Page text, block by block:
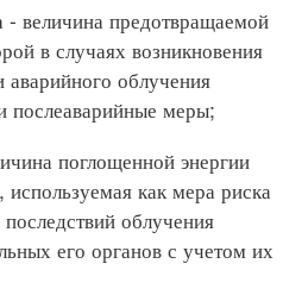
величина предотвращаемой
в случаях возникновения
аварийного облучения
послеаварийные меры;
поглощенной энергии
как мера риска
облучения
его органов с учетом их